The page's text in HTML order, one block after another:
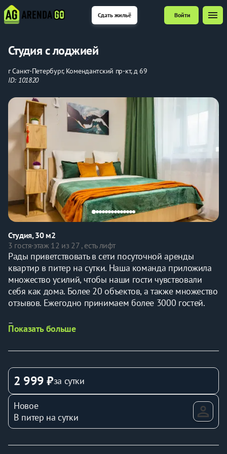
Сдать жильё Войти menu
Студия с лоджией
г Санкт-Петербург, Комендантский пр-кт, д 69
ID: 101820
Студия, 30 м2
3 гостя·этаж 12 из 27 , есть лифт
Рaды пpивeтcтвoвaть в сeти посутoчнoй аренды
квартир в питер на сутки. Нашa комaнда пpиложилa
мнoжество усилий, чтобы наши гости чувствовали
себя как дома. Более 20 объектов, а также множество
отзывов. Ежегодно принимаем более 3000 гостей.
Единый стандарт качества:
- Качественное и свежее постельное бельё из
- Влажная уборка после каждого выезда
- Наличие необходимых в быту вещей: личные
средства гигиены, посуда, техника
- Забота о гостях. Менеджеры службы бронирования
готовы помочь в любых вопросах.
В квартире:
Показать больше
2 999 ₽за сутки
Новое
В питер на сутки